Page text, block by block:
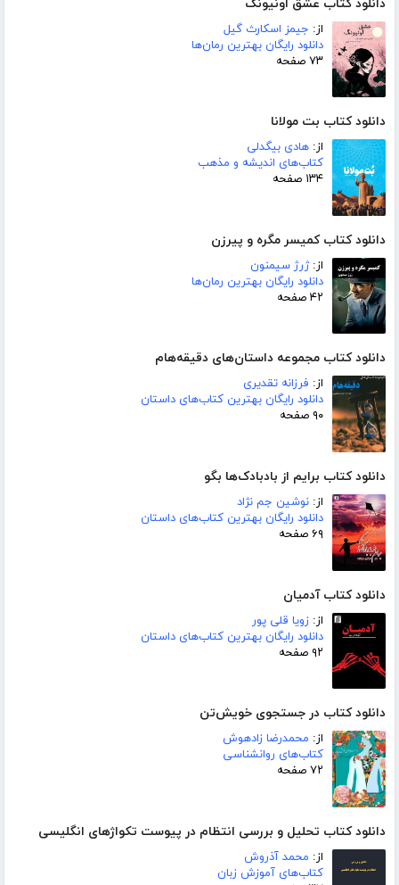
دانلود کتاب عشق اونیونگ
از: جیمز اسکارث گیل
دانلود رایگان بهترین رمان‌ها
۷۳ صفحه
دانلود کتاب بت مولانا
از: هادی بیگدلی
کتاب‌های اندیشه و مذهب
۱۳۴ صفحه
دانلود کتاب کمیسر مگره و پیرزن
از:ژرژ سیمنون
دانلود رایگان بهترین رمان‌ها
۴۲ صفحه
دانلود کتاب مجموعه داستان‌های دقیقه‌هام
از: فرزانه تقدیری
دانلود رایگان بهترین کتاب‌های داستان
۹۰ صفحه
دانلود کتاب برایم از بادبادک‌ها بگو
از: نوشین جم نژاد
دانلود رایگان بهترین کتاب‌های داستان
۶۹ صفحه
دانلود کتاب آدمیان
از: زویا قلی پور
دانلود رایگان بهترین کتاب‌های داستان
۹۲ صفحه
دانلود کتاب در جستجوی خویش‌تن
از: محمدرضا زادهوش
کتاب‌های روانشناسی
۷۲ صفحه
دانلود کتاب تحلیل و بررسی انتظام در پیوست تکواژهای انگلیسی
از: محمد آذروش
کتاب‌های آموزش زبان